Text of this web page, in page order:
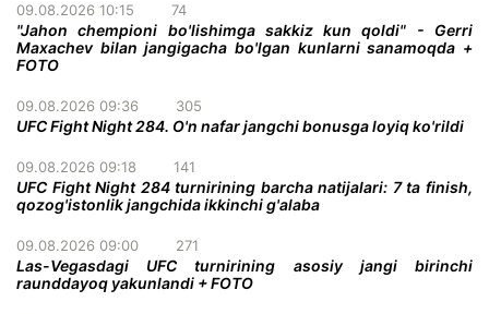
09.08.2026 10:15 74
"Jahon chempioni bo'lishimga sakkiz kun qoldi" - Gerri
Maxachev bilan jangigacha bo'lgan kunlarni sanamoqda +
FOTO
09.08.2026 09:36 305
UFC Fight Night 284. O'n nafar jangchi bonusga loyiq ko'rildi
09.08.2026 09:18 141
UFC Fight Night 284 turnirining barcha natijalari: 7 ta finish,
qozog'istonlik jangchida ikkinchi g'alaba
09.08.2026 09:00 271
Las-Vegasdagi UFC turnirining asosiy jangi birinchi
raunddayoq yakunlandi + FOTO